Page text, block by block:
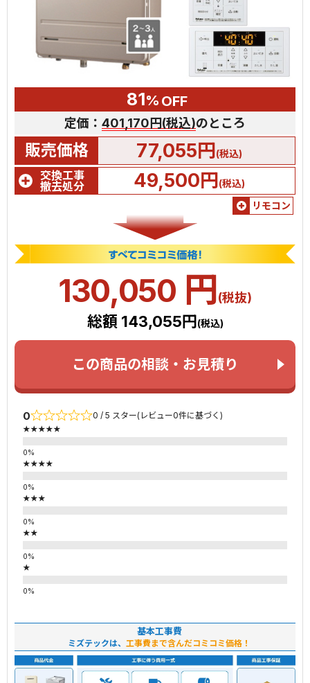
81% OFF
定価： 401,170円(税込)のところ
販売価格 77,055円(税込)
交換工事
撤去処分
49,500円(税込)
リモコン
130,050 円(税抜)
総額 143,055円 (税込)
この商品の相談・お見積り
0 0 / 5 スター(レビュー0件に基づく)
★★★★★
★★★★
★★★
★★
★
基本工事費
ミズテックは、 工事費まで含んだコミコミ価格！